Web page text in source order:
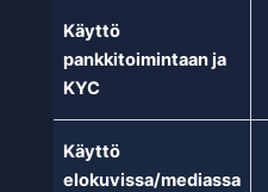
Käyttö
pankkitoimintaan ja
KYC
Käyttö
elokuvissa/mediassa